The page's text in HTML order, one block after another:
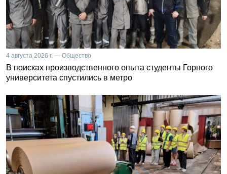
4 августа 2026 г. — Общество
В поисках производственного опыта студенты Горного
университета спустились в метро